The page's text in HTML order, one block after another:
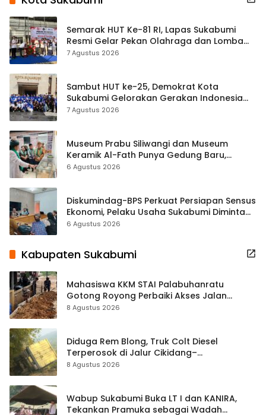
Semarak HUT Ke-81 RI, Lapas Sukabumi
Resmi Gelar Pekan Olahraga dan Lomba
Tradisional
7 Agustus 2026
Sambut HUT ke-25, Demokrat Kota
Sukabumi Gelorakan Gerakan Indonesia
ASRI Lewat Aksi Bersih Masjid Agung
7 Agustus 2026
Museum Prabu Siliwangi dan Museum
Keramik Al-Fath Punya Gedung Baru,
Hampir 500 Koleksi Dipisahkan
6 Agustus 2026
Diskumindag-BPS Perkuat Persiapan Sensus
Ekonomi, Pelaku Usaha Sukabumi Diminta
Terbuka Beri Data
6 Agustus 2026
Kabupaten Sukabumi
Mahasiswa KKM STAI Palabuhanratu
Gotong Royong Perbaiki Akses Jalan
Majelis Ta’lim di Sagaranten
8 Agustus 2026
Diduga Rem Blong, Truk Colt Diesel
Terperosok di Jalur Cikidang–
Palabuhanratu
8 Agustus 2026
Wabup Sukabumi Buka LT I dan KANIRA,
Tekankan Pramuka sebagai Wadah